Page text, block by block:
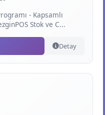
- Kapsamlı
Stok ve C...
Detay